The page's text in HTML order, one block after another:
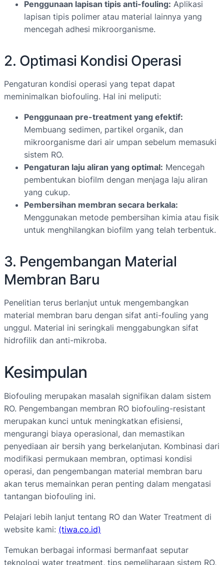
Penggunaan lapisan tipis anti-fouling: Aplikasi
lapisan tipis polimer atau material lainnya yang
mencegah adhesi mikroorganisme.
2. Optimasi Kondisi Operasi
Pengaturan kondisi operasi yang tepat dapat
meminimalkan biofouling. Hal ini meliputi:
Penggunaan pre-treatment yang efektif:
Membuang sedimen, partikel organik, dan
mikroorganisme dari air umpan sebelum memasuki
sistem RO.
Pengaturan laju aliran yang optimal: Mencegah
pembentukan biofilm dengan menjaga laju aliran
yang cukup.
Pembersihan membran secara berkala:
Menggunakan metode pembersihan kimia atau fisik
untuk menghilangkan biofilm yang telah terbentuk.
3. Pengembangan Material
Membran Baru
Penelitian terus berlanjut untuk mengembangkan
material membran baru dengan sifat anti-fouling yang
unggul. Material ini seringkali menggabungkan sifat
hidrofilik dan anti-mikroba.
Kesimpulan
Biofouling merupakan masalah signifikan dalam sistem
RO. Pengembangan membran RO biofouling-resistant
merupakan kunci untuk meningkatkan efisiensi,
mengurangi biaya operasional, dan memastikan
penyediaan air bersih yang berkelanjutan. Kombinasi dari
modifikasi permukaan membran, optimasi kondisi
operasi, dan pengembangan material membran baru
akan terus memainkan peran penting dalam mengatasi
tantangan biofouling ini.
Pelajari lebih lanjut tentang RO dan Water Treatment di
website kami: (tiwa.co.id)
Temukan berbagai informasi bermanfaat seputar
teknologi water treatment, tips pemeliharaan sistem RO,